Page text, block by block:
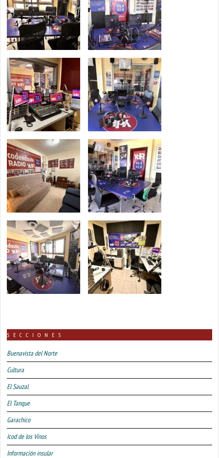
SECCIONES
Buenavista del Norte
Cultura
El Sauzal
El Tanque
Garachico
Icod de los Vinos
Información insular